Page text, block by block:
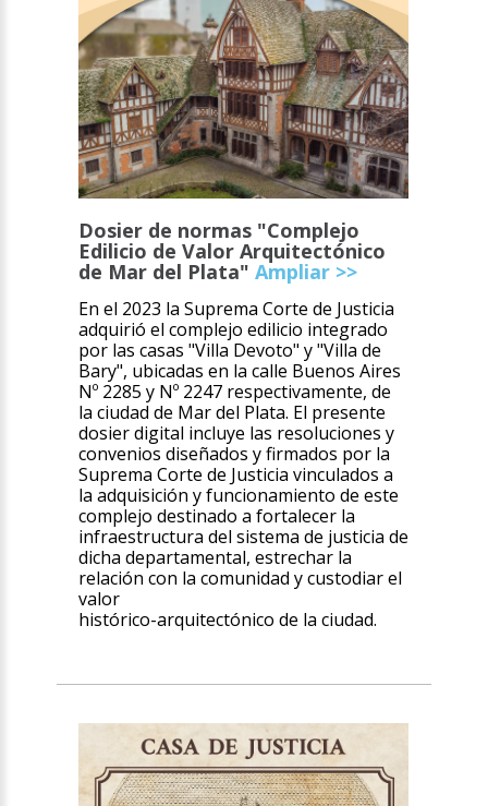
Dosier de normas "Complejo
Edilicio de Valor Arquitectónico
de Mar del Plata"Ampliar >>
En el 2023 la Suprema Corte de Justicia
adquirió el complejo edilicio integrado
por las casas "Villa Devoto" y "Villa de
Bary", ubicadas en la calle Buenos Aires
Nº 2285 y Nº 2247 respectivamente, de
la ciudad de Mar del Plata. El presente
dosier digital incluye las resoluciones y
convenios diseñados y firmados por la
Suprema Corte de Justicia vinculados a
la adquisición y funcionamiento de este
complejo destinado a fortalecer la
infraestructura del sistema de justicia de
dicha departamental, estrechar la
relación con la comunidad y custodiar el
valor
histórico-arquitectónico de la ciudad.